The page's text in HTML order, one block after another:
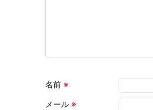
名前 ※
メール ※